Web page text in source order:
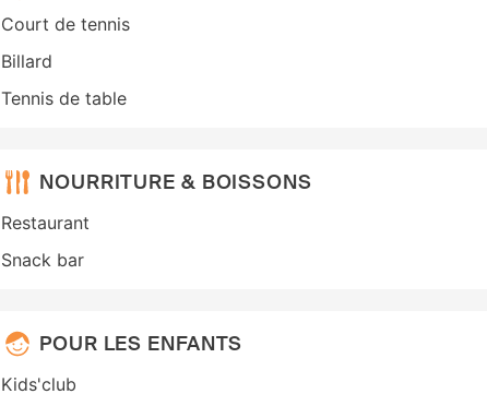
Court de tennis
Billard
Tennis de table
NOURRITURE & BOISSONS
Restaurant
Snack bar
POUR LES ENFANTS
Kids'club